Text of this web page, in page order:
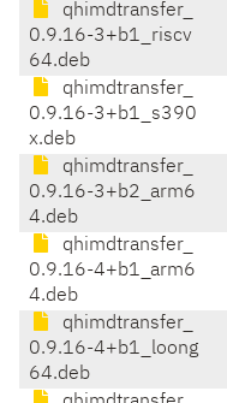
qhimdtransfer_
0.9.16-3+b1_riscv
64.deb
qhimdtransfer_
0.9.16-3+b1_s390
x.deb
qhimdtransfer_
0.9.16-3+b2_arm6
4.deb
qhimdtransfer_
0.9.16-4+b1_arm6
4.deb
qhimdtransfer_
0.9.16-4+b1_loong
64.deb